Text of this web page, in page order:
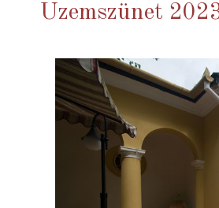
Üzemszünet